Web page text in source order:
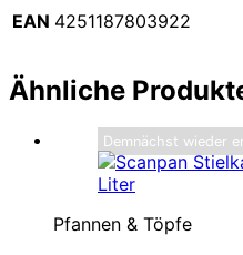
EAN 4251187803922
Ähnliche
Demnächst wieder
Pfannen & Töpfe